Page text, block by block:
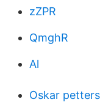
zZPR
QmghR
Al
Oskar